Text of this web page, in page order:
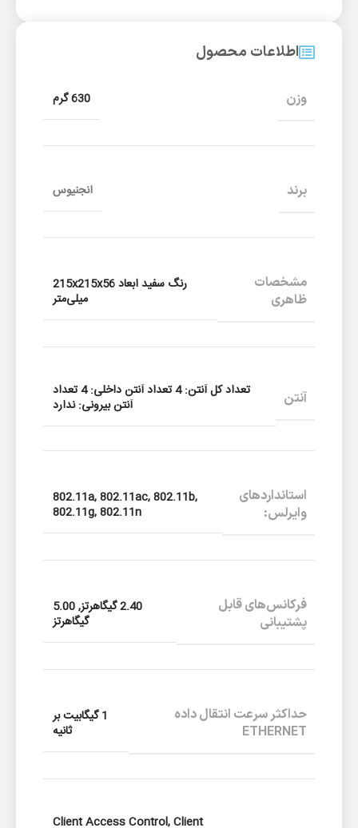
اطلاعات محصول
وزن 630 گرم
برند انجنیوس
مشخصات
ظاهری
رنگ سفید ابعاد 215x215x56
میلی‌متر
آنتن تعداد کل آنتن: 4 تعداد آنتن داخلی: 4 تعداد
آنتن بیرونی: ندارد
استانداردهای
وایرلس:
802.11a, 802.11ac, 802.11b,
802.11g, 802.11n
فرکانس‌های قابل
پشتیبانی
2.40 گیگاهرتز, 5.00
گیگاهرتز
حداکثر سرعت انتقال داده
ETHERNET
1 گیگابیت بر
ثانیه
Client Access Control, Client